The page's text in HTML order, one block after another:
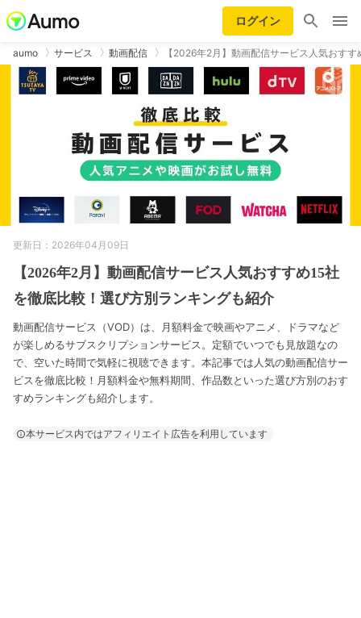
ログイン
aumo サービス 動画配信 【2026年2月】動画配信サービス人気おす
更新日：2026年04月09日
【2026年2月】動画配信サービス人気おすすめ15社
を徹底比較！選び方別ランキングも紹介
動画配信サービス（VOD）は、月額料金で映画やアニメ、ドラマなど
が楽しめるサブスクリプションサービス。定額でいつでも見放題なの
で、空いた時間で気軽に視聴できます。本記事では人気の動画配信サー
ビスを徹底比較！月額料金や無料期間、作品数といった選び方別のおす
すめランキングも紹介します。
本サービス内ではアフィリエイト広告を利用しています